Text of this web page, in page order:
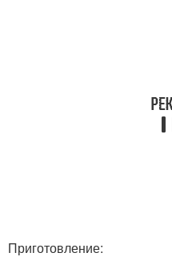
Приготовление: